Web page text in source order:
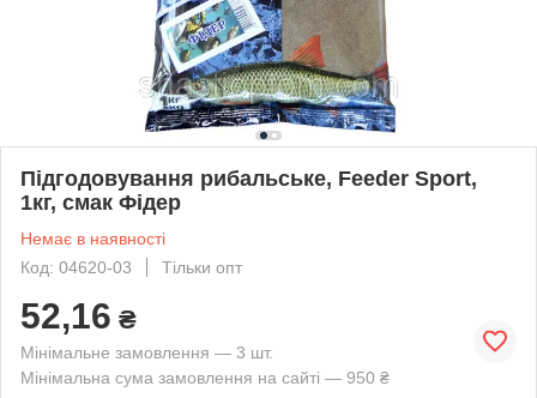
Підгодовування рибальське, Feeder Sport,
1кг, смак Фідер
Немає в наявності
Код: 04620-03
Тільки опт
52,16 ₴
Мінімальне замовлення — 3 шт.
Мінімальна сума замовлення на сайті — 950 ₴